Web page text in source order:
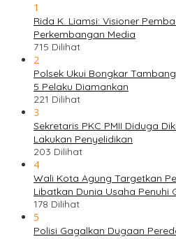
1
Rida K. Liamsi: Visioner
Perkembangan Media
715 Dilihat
2
Polsek Ukui Bongkar
5 Pelaku Diamankan
221 Dilihat
3
Sekretaris PKC PMII Diduga
Lakukan Penyelidikan
203 Dilihat
4
Wali Kota Agung Targetkan
Libatkan Dunia Usaha Penuhi
178 Dilihat
5
Polisi Gagalkan Dugaan